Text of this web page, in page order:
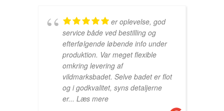
er oplevelse, god
service både ved bestilling og
efterfølgende løbende info under
produktion. Var meget flexible
omkring levering af
vildmarksbadet. Selve badet er flot
og i godkvalitet, syns detaljerne
er... Læs mere